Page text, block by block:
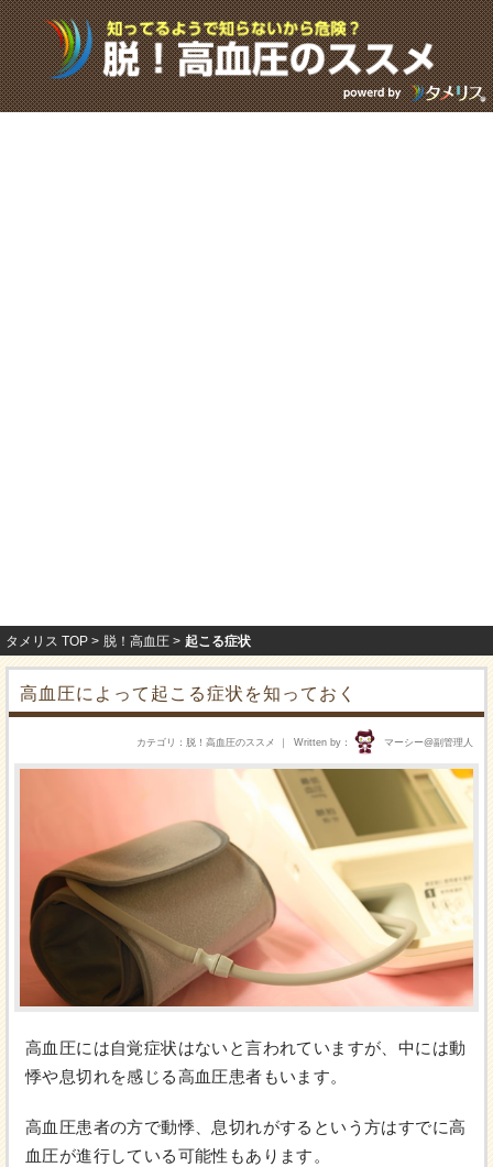
タメリス TOP 脱！高血圧 起こる症状
高血圧によって起こる症状を知っておく
Written by マーシー@副管理人
カテゴリ 脱！高血圧のススメ
高血圧には自覚症状はないと言われていますが、中には動
悸や息切れを感じる高血圧患者もいます。
高血圧患者の方で動悸、息切れがするという方はすでに高
血圧が進行している可能性もあります。